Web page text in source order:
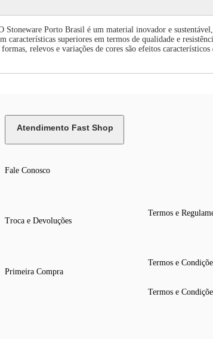
Porto Brasil é um material inovador e
superiores em termos de qualidade e
relevos e variações de cores são efeitos
Atendimento Fast Shop
Fale Conosco
Troca e Devoluções
Primeira Compra
Termos e
Termos e
Termos e